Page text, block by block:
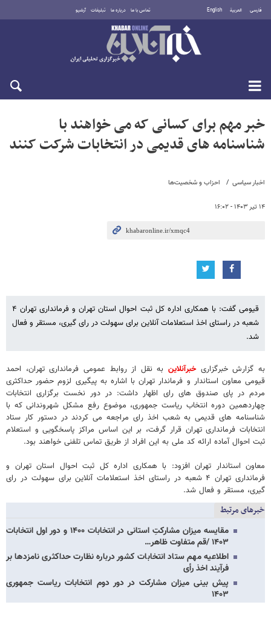
فارسی العربية English تماس با ما درباره ما تبلیغات آرشیو
جمعه ۱۶ مرداد ۱۴۰۵
اخبار سیاسی احزاب و شخصیت‌ها
۱۴ تیر ۱۴۰۳ - ۱۶:۰۲
خبر مهم برای کسانی که می خواهند با
شناسنامه های قدیمی در انتخابات شرکت کنند
قیومی گفت: با همکاری اداره کل ثبت احوال استان تهران و فرمانداری تهران ۴
شعبه در راستای اخذ استعلامات آنلاین برای سهولت در رای گیری، مستقر و فعال
شد.
به گزارش خبرگزاریخبرآنلاینبه نقل از روابط عمومی فرمانداری تهران، احمد
قیومی معاون استاندار و فرماندار تهران با اشاره به پیگیری لزوم حضور حداکثری
مردم در پای صندوق های رای اظهار داشت: در دور نخست برگزاری انتخابات
چهاردهمین دوره انتخاب ریاست جمهوری، موضوع رفع مشکل شهروندانی که با
شناسنامه های قدیمی به شعب اخذ رای مراجعه می کردند در دستور کار ستاد
انتخابات فرمانداری تهران قرار گرفت، بر این اساس مراکز پاسخگویی و استعلام
ثبت احوال آماده ارائه کد ملی به این افراد از طریق تماس تلفنی خواهند بود.
معاون استاندار تهران افزود: با همکاری اداره کل ثبت احوال استان تهران و
فرمانداری تهران ۴ شعبه در راستای اخذ استعلامات آنلاین برای سهولت در رای
گیری، مستقر و فعال شد.
خبرهای مرتبط
مقایسه میزان مشارکتِ استانی در انتخابات ۱۴۰۰ و دور اول انتخابات
۱۴۰۳ /قم متفاوت ظاهر…
اطلاعیه مهم ستاد انتخابات کشور درباره نظارت حداکثری نامزدها بر
فرآیند اخذ رأی
پیش بینی میزان مشارکت در دور دوم انتخابات ریاست جمهوری
۱۴۰۳